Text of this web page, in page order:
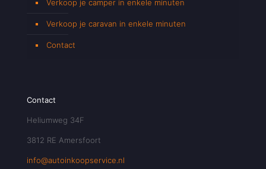
Verkoop je camper in enkele minuten
Verkoop je caravan in enkele minuten
Contact
Contact
Heliumweg 34F
3812 RE Amersfoort
info@autoinkoopservice.nl